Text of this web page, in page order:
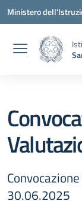
Vai ai contenuti
Vai al menu di
Vai al footer
Ministero
30.06.2025